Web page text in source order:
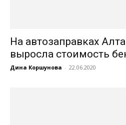
На автозаправках
выросла стоимость
Дина Коршунова - 22.06.2020